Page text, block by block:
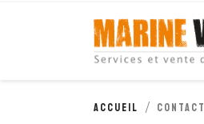
Accueil Contact